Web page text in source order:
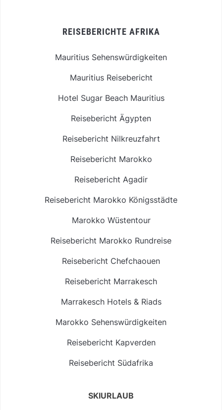
REISEBERICHTE AFRIKA
Mauritius Sehenswürdigkeiten
Mauritius Reisebericht
Hotel Sugar Beach Mauritius
Reisebericht Ägypten
Reisebericht Nilkreuzfahrt
Reisebericht Marokko
Reisebericht Agadir
Reisebericht Marokko Königsstädte
Marokko Wüstentour
Reisebericht Marokko Rundreise
Reisebericht Chefchaouen
Reisebericht Marrakesch
Marrakesch Hotels & Riads
Marokko Sehenswürdigkeiten
Reisebericht Kapverden
Reisebericht Südafrika
SKIURLAUB